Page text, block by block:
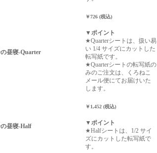
昼寝-Quarter
￥726 (税込)
▼ポイント
★Quarterシートは、扱い易
い 1/4 サイズにカットした
転写紙です。
★Quarterシートの転写紙の
みのご注文は、くろねこ
メール便にてお届けいた
します。
の昼寝-Half
￥1,452 (税込)
▼ポイント
★Halfシートは、1/2 サイ
ズにカットした転写紙で
す。